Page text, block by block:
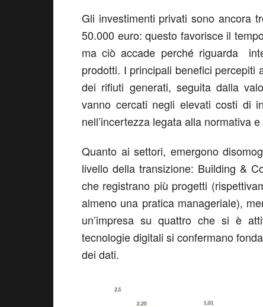
Gli investimenti privati sono ancora
50.000 euro: questo favorisce il
ma ciò accade perché riguarda
prodotti. I principali benefici percepiti
dei rifiuti generati, seguita dalla
vanno cercati negli elevati costi di
nell’incertezza legata alla normativa
Quanto ai settori, emergono
livello della transizione: Building &
che registrano più progetti
almeno una pratica manageriale),
un’impresa su quattro che si è
tecnologie digitali si confermano
dei dati.